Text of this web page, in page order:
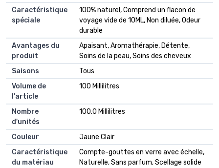
Caractéristique
spéciale
100% naturel, Comprend un flacon de
voyage vide de 10ML, Non diluée, Odeur
durable
Avantages du
produit
Apaisant, Aromathérapie, Détente,
Soins de la peau, Soins des cheveux
Saisons
Tous
Volume de
l'article
100 Millilitres
Nombre
d'unités
100.0 Millilitres
Couleur
Jaune Clair
Caractéristique
du matériau
Compte-gouttes en verre avec échelle,
Naturelle, Sans parfum, Scellage solide